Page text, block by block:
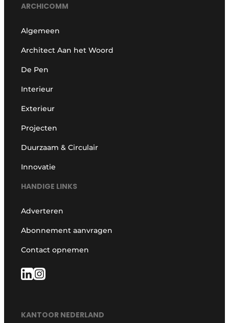
ARCHICOMM
Algemeen
Architect Aan het Woord
De Pen
Interieur
Exterieur
Projecten
Duurzaam & Circulair
Innovatie
HANDIGE LINKS
Adverteren
Abonnement aanvragen
Contact opnemen
KANTOOR NEDERLAND